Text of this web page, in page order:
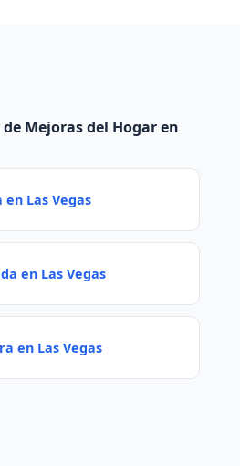
Mejoras del Hogar en
en Las Vegas
en Las Vegas
en Las Vegas